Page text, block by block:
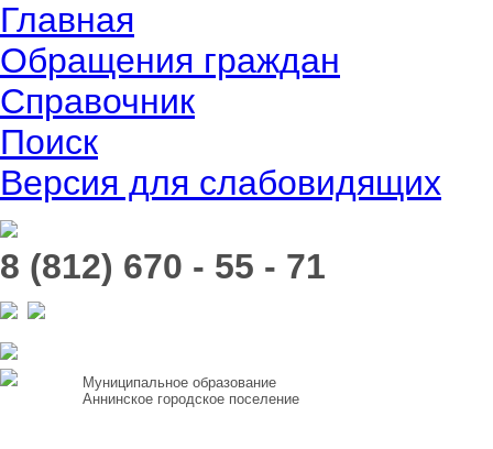
Главная
Обращения граждан
Справочник
Поиск
Версия для слабовидящих
8 (812) 670 - 55 - 71
Муниципальное образование
Аннинское городское поселение